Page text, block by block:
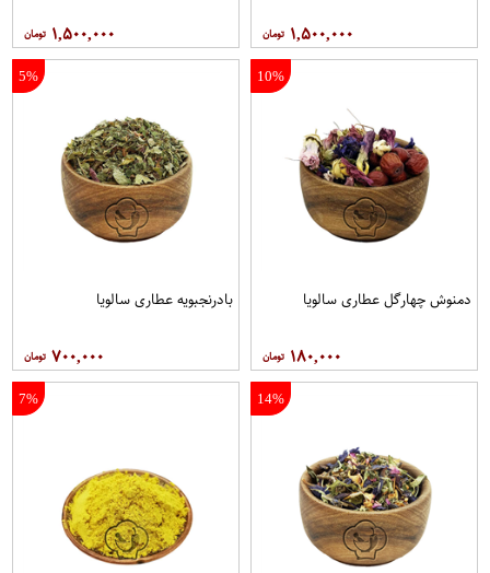
۱,۵۰۰,۰۰۰ ۱,۵۰۰,۰۰۰
10%
دمنوش چهارگل عطاری سالویا
۱۸۰,۰۰۰
5%
بادرنجبویه عطاری سالویا
۷۰۰,۰۰۰
14%
7%